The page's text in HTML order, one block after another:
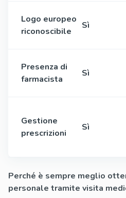
Logo europeo
riconoscibile
Sì
Presenza di
farmacista
Sì
Gestione
prescrizioni
Sì
Perché è sempre meglio
personale tramite visita